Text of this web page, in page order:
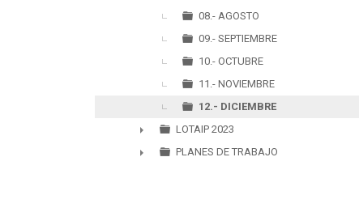
08.- AGOSTO
09.- SEPTIEMBRE
10.- OCTUBRE
11.- NOVIEMBRE
12.- DICIEMBRE
►
LOTAIP 2023
PLANES DE TRABAJO